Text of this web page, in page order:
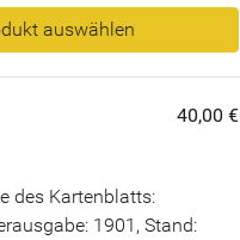
auswählen
40,00 €
des Kartenblatts:
1901, Stand: